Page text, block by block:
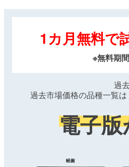
1カ月無料で
※無料期
過
過去市場価格の品種一覧は
電子版